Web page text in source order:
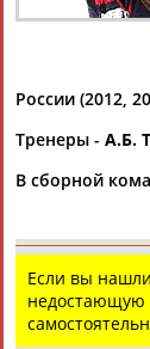
АБАРЕНОВ
БУЛАТОВА
России (2012,
Тренеры - А.Б.
В сборной
Если вы
недостающую